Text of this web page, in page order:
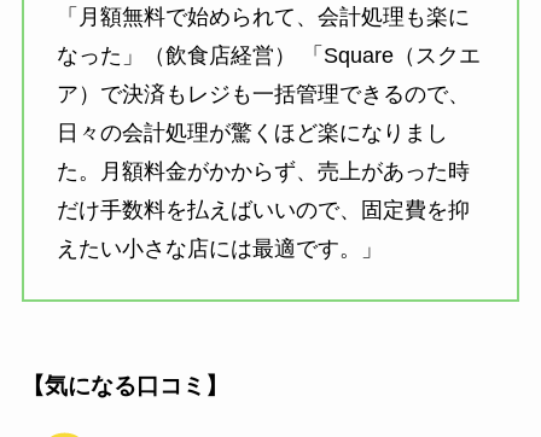
「月額無料で始められて、会計処理も楽に
なった」（飲食店経営） 「Square（スクエ
ア）で決済もレジも一括管理できるので、
日々の会計処理が驚くほど楽になりまし
た。月額料金がかからず、売上があった時
だけ手数料を払えばいいので、固定費を抑
えたい小さな店には最適です。」
【気になる口コミ】